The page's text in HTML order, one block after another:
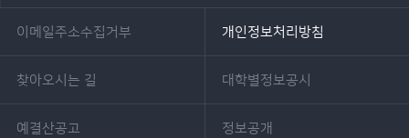
이메일주소수집거부 개인정보처리방침
찾아오시는 길 대학별정보공시
예결산공고 정보공개